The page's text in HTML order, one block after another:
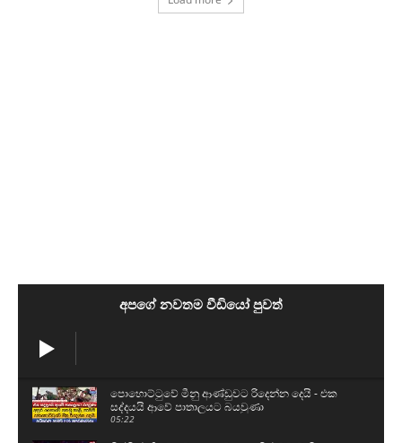
අපගේ නවතම වීඩියෝ පුවත්
පොහොට්ටුවේ මීනු ආණ්ඩුවට රිදෙන්න දෙයි - එක
සද්දයයි ආවේ පාතාලයට බයවුණා
05:22